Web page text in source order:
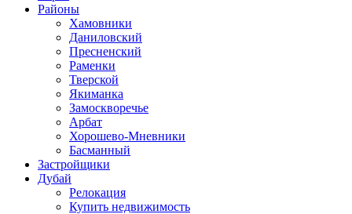
Районы
Хамовники
Даниловский
Пресненский
Раменки
Тверской
Якиманка
Замоскворечье
Арбат
Хорошево-Мневники
Басманный
Застройщики
Дубай
Релокация
Купить недвижимость